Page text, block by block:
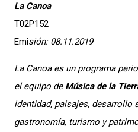
La Canoa
T02P152
Emisión: 08.11.2019
La Canoaes un programa
el equipo de Música de la
identidad, paisajes, desarrollo
gastronomía, turismo y